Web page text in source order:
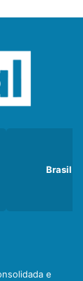
Brasil
e